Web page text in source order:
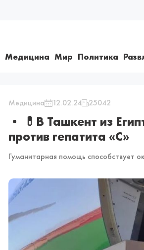
Медицина Мир Политика
Медицина 12.02.24 25042
• 💊В Ташкент из
против гепатита «С»
Гуманитарная помощь способствует